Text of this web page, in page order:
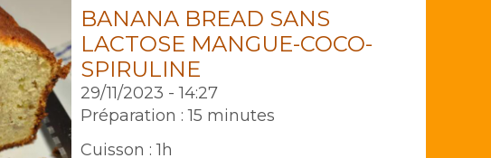
BANANA BREAD SANS
LACTOSE MANGUE-COCO-
SPIRULINE
29/11/2023 - 14:27
Préparation : 15 minutes
Cuisson : 1h